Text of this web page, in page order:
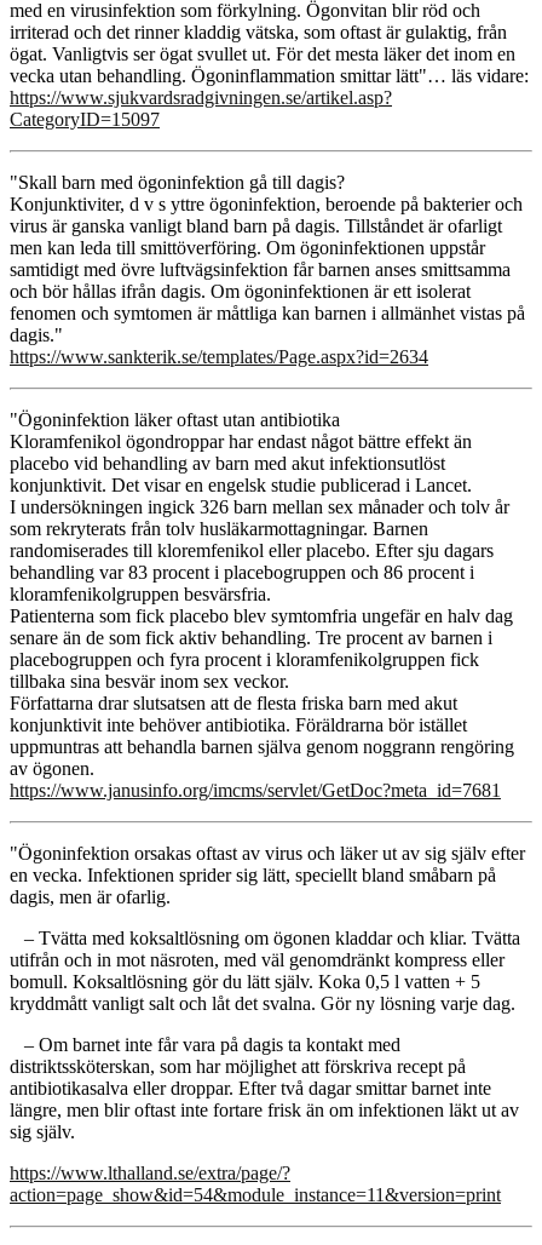
med en virusinfektion som förkylning. Ögonvitan blir röd och
irriterad och det rinner kladdig vätska, som oftast är gulaktig, från
ögat. Vanligtvis ser ögat svullet ut. För det mesta läker det inom en
vecka utan behandling. Ögoninflammation smittar lätt"… läs vidare:
https://www.sjukvardsradgivningen.se/artikel.asp?
CategoryID=15097
"Skall barn med ögoninfektion gå till dagis?
Konjunktiviter, d v s yttre ögoninfektion, beroende på bakterier och
virus är ganska vanligt bland barn på dagis. Tillståndet är ofarligt
men kan leda till smittöverföring. Om ögoninfektionen uppstår
samtidigt med övre luftvägsinfektion får barnen anses smittsamma
och bör hållas ifrån dagis. Om ögoninfektionen är ett isolerat
fenomen och symtomen är måttliga kan barnen i allmänhet vistas på
dagis."
https://www.sankterik.se/templates/Page.aspx?id=2634
"Ögoninfektion läker oftast utan antibiotika
Kloramfenikol ögondroppar har endast något bättre effekt än
placebo vid behandling av barn med akut infektionsutlöst
konjunktivit. Det visar en engelsk studie publicerad i Lancet.
I undersökningen ingick 326 barn mellan sex månader och tolv år
som rekryterats från tolv husläkarmottagningar. Barnen
randomiserades till kloremfenikol eller placebo. Efter sju dagars
behandling var 83 procent i placebogruppen och 86 procent i
kloramfenikolgruppen besvärsfria.
Patienterna som fick placebo blev symtomfria ungefär en halv dag
senare än de som fick aktiv behandling. Tre procent av barnen i
placebogruppen och fyra procent i kloramfenikolgruppen fick
tillbaka sina besvär inom sex veckor.
Författarna drar slutsatsen att de flesta friska barn med akut
konjunktivit inte behöver antibiotika. Föräldrarna bör istället
uppmuntras att behandla barnen själva genom noggrann rengöring
av ögonen.
https://www.janusinfo.org/imcms/servlet/GetDoc?meta_id=7681
"Ögoninfektion orsakas oftast av virus och läker ut av sig själv efter
en vecka. Infektionen sprider sig lätt, speciellt bland småbarn på
dagis, men är ofarlig.
– Tvätta med koksaltlösning om ögonen kladdar och kliar. Tvätta
utifrån och in mot näsroten, med väl genomdränkt kompress eller
bomull. Koksaltlösning gör du lätt själv. Koka 0,5 l vatten + 5
kryddmått vanligt salt och låt det svalna. Gör ny lösning varje dag.
– Om barnet inte får vara på dagis ta kontakt med
distriktssköterskan, som har möjlighet att förskriva recept på
antibiotikasalva eller droppar. Efter två dagar smittar barnet inte
längre, men blir oftast inte fortare frisk än om infektionen läkt ut av
sig själv.
https://www.lthalland.se/extra/page/?
action=page_show&id=54&module_instance=11&version=print